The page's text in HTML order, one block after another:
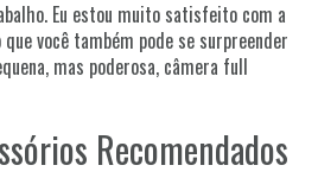
Eu estou muito satisfeito com a
você também pode se surpreender
mas poderosa, câmera full
Recomendados